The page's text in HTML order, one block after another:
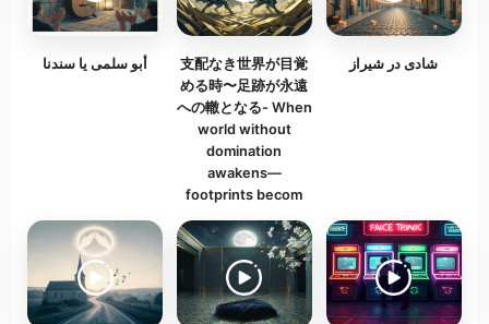
أبو سلمى يا سندنا
支配なき世界が目覚
める時〜足跡が永遠
への轍となる- When
world without
domination
awakens—
footprints becom
شادی در شیراز